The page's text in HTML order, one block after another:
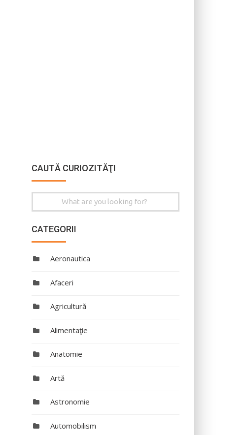
CAUTĂ CURIOZITĂŢI
Search
CATEGORII
Aeronautica
Afaceri
Agricultură
Alimentaţie
Anatomie
Artă
Astronomie
Automobilism